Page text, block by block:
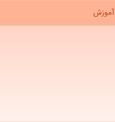
آموزش